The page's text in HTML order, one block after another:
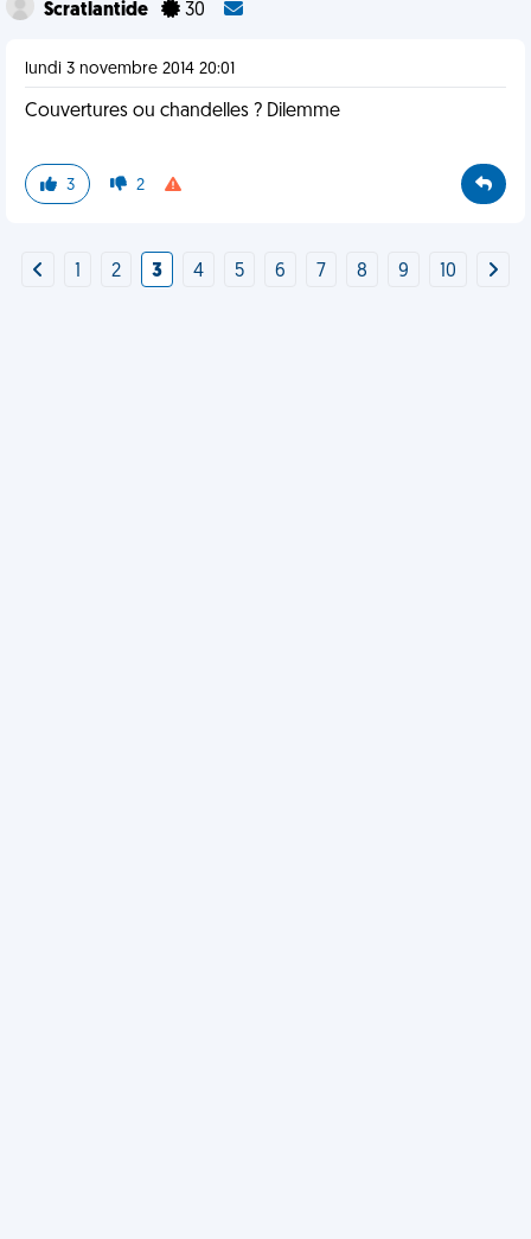
Scratlantide 30
lundi 3 novembre 2014 20:01
Couvertures ou chandelles ? Dilemme
3 2
2 3 4 5 6 7 8 9 10